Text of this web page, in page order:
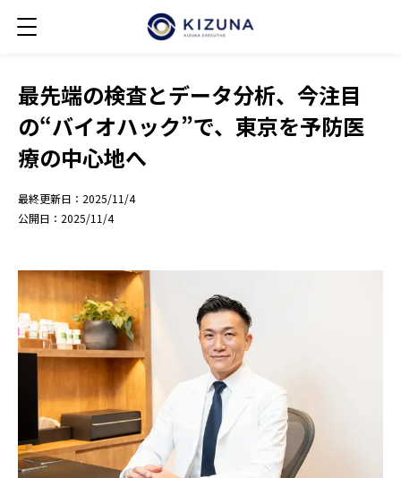
最先端の検査とデータ分析、今注目
の“バイオハック”で、東京を予防医
療の中心地へ
最終更新日： 2025/11/4
公開日： 2025/11/4